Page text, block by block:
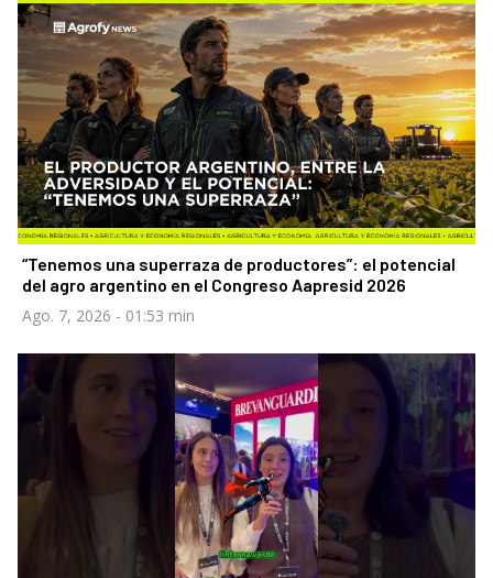
“Tenemos una superraza de productores”: el potencial
del agro argentino en el Congreso Aapresid 2026
Ago. 7, 2026 - 01:53 min